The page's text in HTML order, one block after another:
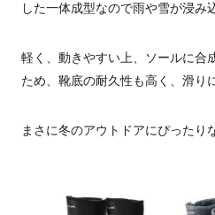
した一体成型なので雨や雪が浸み
軽く、動きやすい上、ソールに合
ため、靴底の耐久性も高く、滑り
まさに冬のアウトドアにぴったり